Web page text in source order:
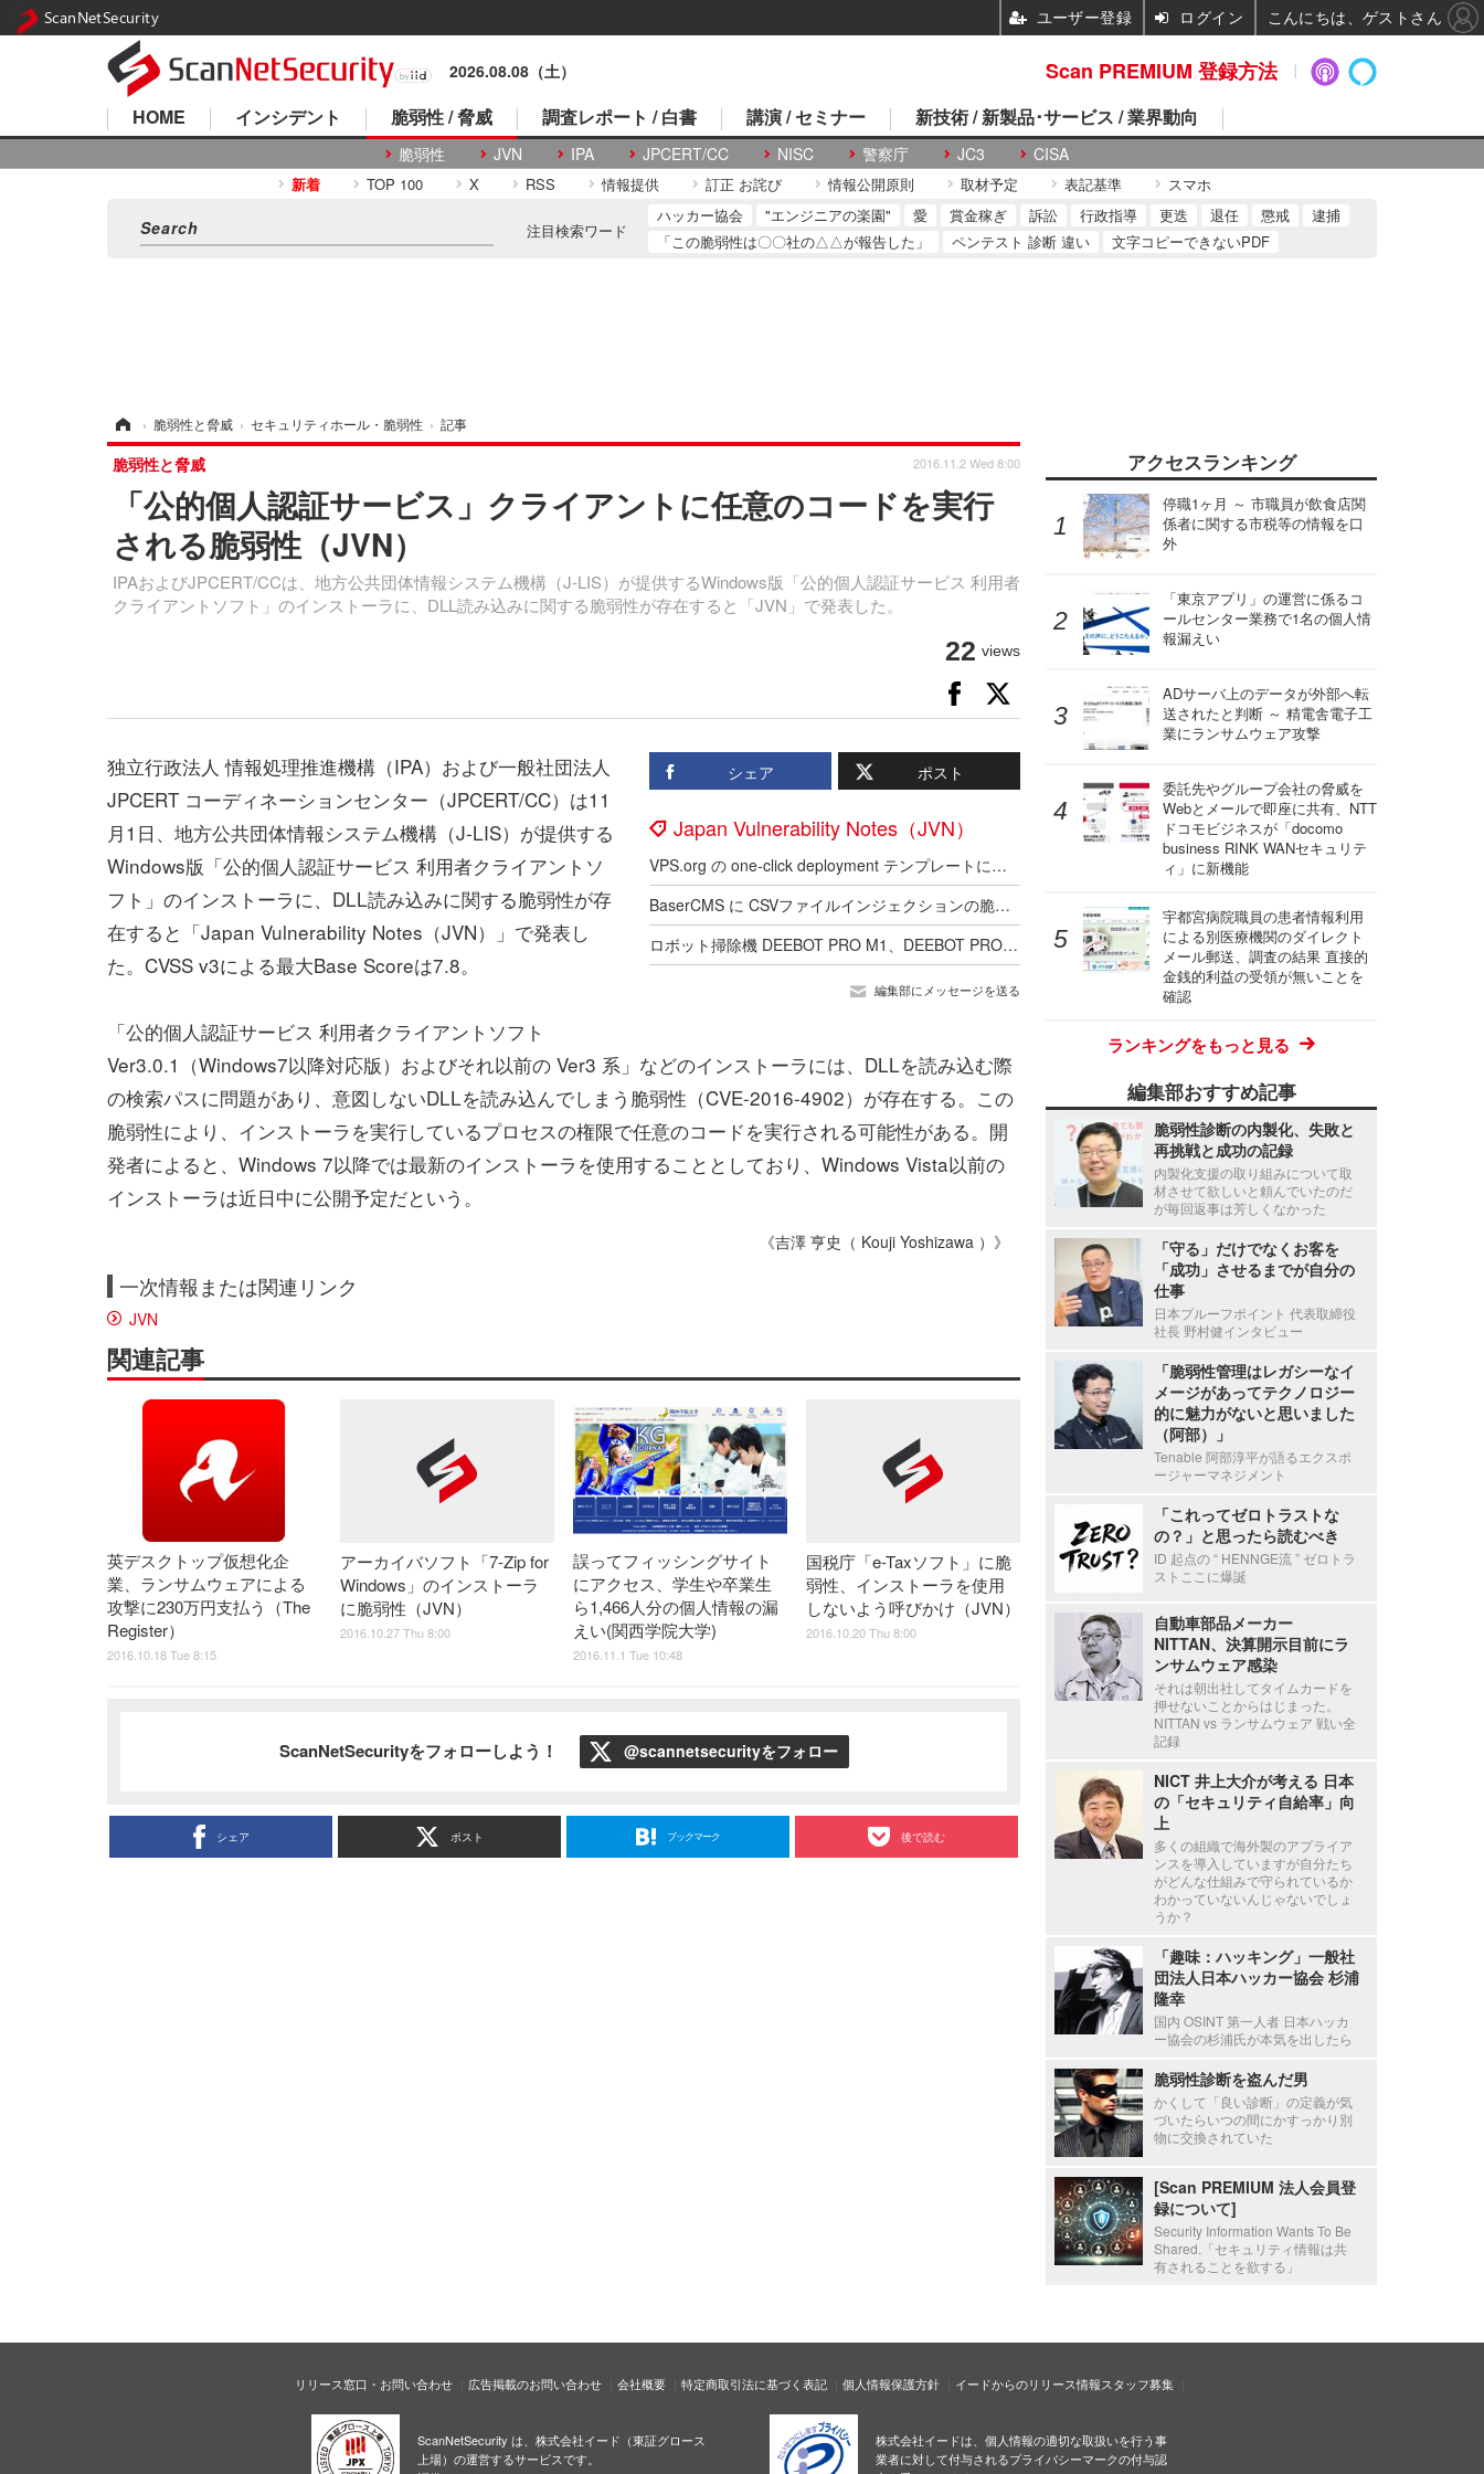
2026.08.08（土）
HOME インシデント 脆弱性 / 脅威
脆弱性 JVN IPA JPCERT/CC NISC 警察庁 JC3 CISA
調査レポート / 白書 講演 / セミナー 新技術 / 新製品･サービス / 業界動向
新着 TOP 100 X RSS 情報提供 訂正 お詫び 情報公開原則 取材予定 表記基準 スマホ
注目検索ワード
ハッカー協会 "エンジニアの楽園" 愛 賞金稼ぎ 訴訟 行政指導 更迭 退任 懲戒
逮捕
「この脆弱性は〇〇社の△△が報告した」
ペンテスト 診断 違い 文字コピーできないPDF
› 脆弱性と脅威 › セキュリティホール・脆弱性 › 記事
「公的個人認証サービス」クライアントに任意のコードを実行
される脆弱性（JVN）
IPAおよびJPCERT/CCは、地方公共団体情報システム機構（J-LIS）が提供するWindows版「公的個人認証サービス 利用者
クライアントソフト」のインストーラに、DLL読み込みに関する脆弱性が存在すると「JVN」で発表した。
脆弱性と脅威 2016.11.2 Wed 8:00
22 views
シェア ポスト
Japan Vulnerability Notes（JVN）
VPS.org の one-click deployment テンプレートに複数の脆弱性
BaserCMS に CSVファイルインジェクションの脆弱性
ロボット掃除機 DEEBOT PRO M1、DEEBOT PRO K1VAC およびスマートフォンアプリ ECOVACS PRO に複数の脆弱性
編集部にメッセージを送る
独立行政法人 情報処理推進機構（IPA）および一般社団法人
JPCERT コーディネーションセンター（JPCERT/CC）は11
月1日、地方公共団体情報システム機構（J-LIS）が提供する
Windows版「公的個人認証サービス 利用者クライアントソ
フト」のインストーラに、DLL読み込みに関する脆弱性が存
在すると「Japan Vulnerability Notes（JVN）」で発表し
た。CVSS v3による最大Base Scoreは7.8。
「公的個人認証サービス 利用者クライアントソフト
Ver3.0.1（Windows7以降対応版）およびそれ以前の Ver3 系」などのインストーラには、DLLを読み込む際
の検索パスに問題があり、意図しないDLLを読み込んでしまう脆弱性（CVE-2016-4902）が存在する。この
脆弱性により、インストーラを実行しているプロセスの権限で任意のコードを実行される可能性がある。開
発者によると、Windows 7以降では最新のインストーラを使用することとしており、Windows Vista以前の
インストーラは近日中に公開予定だという。
《吉澤 亨史（ Kouji Yoshizawa ）》
一次情報または関連リンク
JVN
関連記事
英デスクトップ仮想化企
業、ランサムウェアによる
攻撃に230万円支払う（The
Register）
2016.10.18 Tue 8:15
アーカイバソフト「7-Zip for
Windows」のインストーラ
に脆弱性（JVN）
2016.10.27 Thu 8:00
誤ってフィッシングサイト
にアクセス、学生や卒業生
ら1,466人分の個人情報の漏
えい(関西学院大学)
2016.11.1 Tue 10:48
国税庁「e-Taxソフト」に脆
弱性、インストーラを使用
しないよう呼びかけ（JVN）
2016.10.20 Thu 8:00
ScanNetSecurityをフォローしよう！ @scannetsecurityをフォロー
シェア ポスト ブックマーク 後で読む
アクセスランキング
停職1ヶ月 ～ 市職員が飲食店関
係者に関する市税等の情報を口
外
「東京アプリ」の運営に係るコ
ールセンター業務で1名の個人情
報漏えい
ADサーバ上のデータが外部へ転
送されたと判断 ～ 精電舎電子工
業にランサムウェア攻撃
委託先やグループ会社の脅威を
Webとメールで即座に共有、NTT
ドコモビジネスが「docomo
business RINK WANセキュリテ
ィ」に新機能
宇都宮病院職員の患者情報利用
による別医療機関のダイレクト
メール郵送、調査の結果 直接的
金銭的利益の受領が無いことを
確認
ランキングをもっと見る
編集部おすすめ記事
脆弱性診断の内製化、失敗と
再挑戦と成功の記録
内製化支援の取り組みについて取
材させて欲しいと頼んでいたのだ
が毎回返事は芳しくなかった
「守る」だけでなくお客を
「成功」させるまでが自分の
仕事
日本プルーフポイント 代表取締役
社長 野村健インタビュー
「脆弱性管理はレガシーなイ
メージがあってテクノロジー
的に魅力がないと思いました
（阿部）」
Tenable 阿部淳平が語るエクスポ
ージャーマネジメント
「これってゼロトラストな
の？」と思ったら読むべき
ID 起点の “ HENNGE流 ” ゼロトラ
ストここに爆誕
自動車部品メーカー
NITTAN、決算開示目前にラ
ンサムウェア感染
それは朝出社してタイムカードを
押せないことからはじまった。
NITTAN vs ランサムウェア 戦い全
記録
NICT 井上大介が考える 日本
の「セキュリティ自給率」向
上
多くの組織で海外製のアプライア
ンスを導入していますが自分たち
がどんな仕組みで守られているか
わかっていないんじゃないでしょ
うか？
「趣味：ハッキング」一般社
団法人日本ハッカー協会 杉浦
隆幸
国内 OSINT 第一人者 日本ハッカ
ー協会の杉浦氏が本気を出したら
脆弱性診断を盗んだ男
かくして「良い診断」の定義が気
づいたらいつの間にかすっかり別
物に交換されていた
[Scan PREMIUM 法人会員登
録について]
Security Information Wants To Be
Shared.「セキュリティ情報は共
有されることを欲する」
リリース窓口・お問い合わせ 広告掲載のお問い合わせ 会社概要 特定商取引法に基づく表記 個人情報保護方針 イードからのリリース情報スタッフ募集
ScanNetSecurity は、株式会社イード（東証グロース
上場）の運営するサービスです。
株式会社イードは、個人情報の適切な取扱いを行う事
業者に対して付与されるプライバシーマークの付与認
Scan PREMIUM 登録方法
ScanNetSecurity ユーザー登録 ログイン こんにちは、ゲストさん